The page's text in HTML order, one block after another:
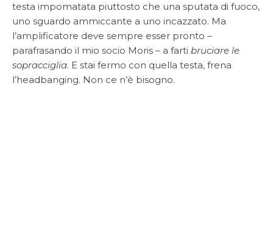
testa impomatata piuttosto che una sputata di fuoco,
uno sguardo ammiccante a uno incazzato. Ma
l’amplificatore deve sempre esser pronto –
parafrasando il mio socio Moris – a farti bruciare le
sopracciglia. E stai fermo con quella testa, frena
l’headbanging. Non ce n’è bisogno.